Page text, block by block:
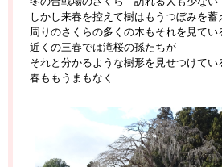
しかし来春を控えて樹はもうつぼみを
周りのさくらの多くの木もそれを見て
近くの三春では滝桜の孫たちが
それと分かるような樹形を見せつけて
春ももうまもなく